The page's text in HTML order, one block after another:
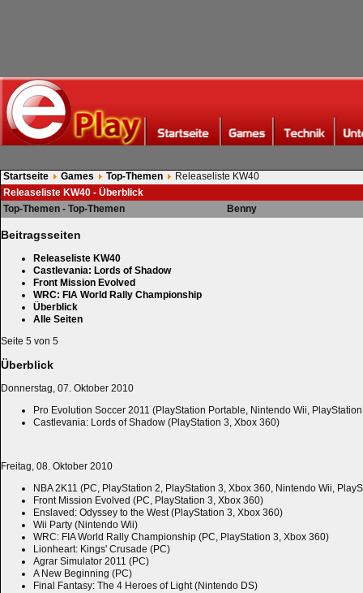
Startseite Games Top-Themen
Releaseliste KW40
Releaseliste KW40 - Überblick
Top-Themen - Top-Themen
Benny
Beitragsseiten
Releaseliste KW40
Castlevania: Lords of Shadow
Front Mission Evolved
WRC: FIA World Rally Championship
Überblick
Alle Seiten
Seite 5 von 5
Überblick
Donnerstag, 07. Oktober 2010
Pro Evolution Soccer 2011 (PlayStation Portable, Nintendo Wii,
Castlevania: Lords of Shadow (PlayStation 3, Xbox 360)
Freitag, 08. Oktober 2010
NBA 2K11 (PC, PlayStation 2, PlayStation 3, Xbox 360, Nintendo Wii,
Front Mission Evolved (PC, PlayStation 3, Xbox 360)
Enslaved: Odyssey to the West (PlayStation 3, Xbox 360)
Wii Party (Nintendo Wii)
WRC: FIA World Rally Championship (PC, PlayStation 3, Xbox 360)
Lionheart: Kings' Crusade (PC)
Agrar Simulator 2011 (PC)
A New Beginning (PC)
Final Fantasy: The 4 Heroes of Light (Nintendo DS)